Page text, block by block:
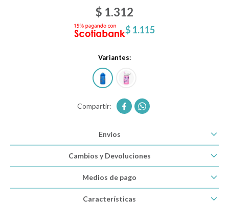
$ 1.312
$ 1.115
Variantes:
 
Envíos
Cambios y Devoluciones
Medios de pago
Características
Paseo y seguridad
Estimulación primera infancia
Bolsos y mochilas maternales